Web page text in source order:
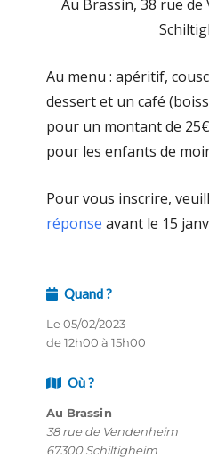
Au Brassin, 38 rue de
Au menu : apéritif,
dessert et un café
pour un montant de
pour les enfants de
Pour vous inscrire,
réponse avant le 15
Quand ?
Le 05/02/2023
de 12h00 à 15h00
Où ?
Au Brassin
38 rue de Vendenheim
67300 Schiltigheim